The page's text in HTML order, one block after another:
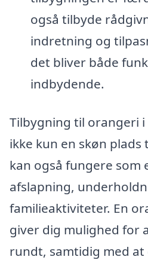
også tilbyde
indretning og
det bliver både
indbydende.
Tilbygning til orangeri
ikke kun en skøn plads
kan også fungere som
afslapning,
familieaktiviteter. En
giver dig mulighed for
rundt, samtidig med